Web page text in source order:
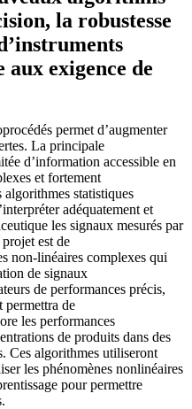
la robustesse
exigence de
permet d’augmenter
La principale
d’information accessible en
et fortement
statistiques
adéquatement et
les signaux mesurés par
est de
non-linéaires complexes qui
de signaux
de performances précis,
permettra de
les performances
de produits dans des
Ces algorithmes utiliseront
les phénomènes nonlinéaires
pour permettre